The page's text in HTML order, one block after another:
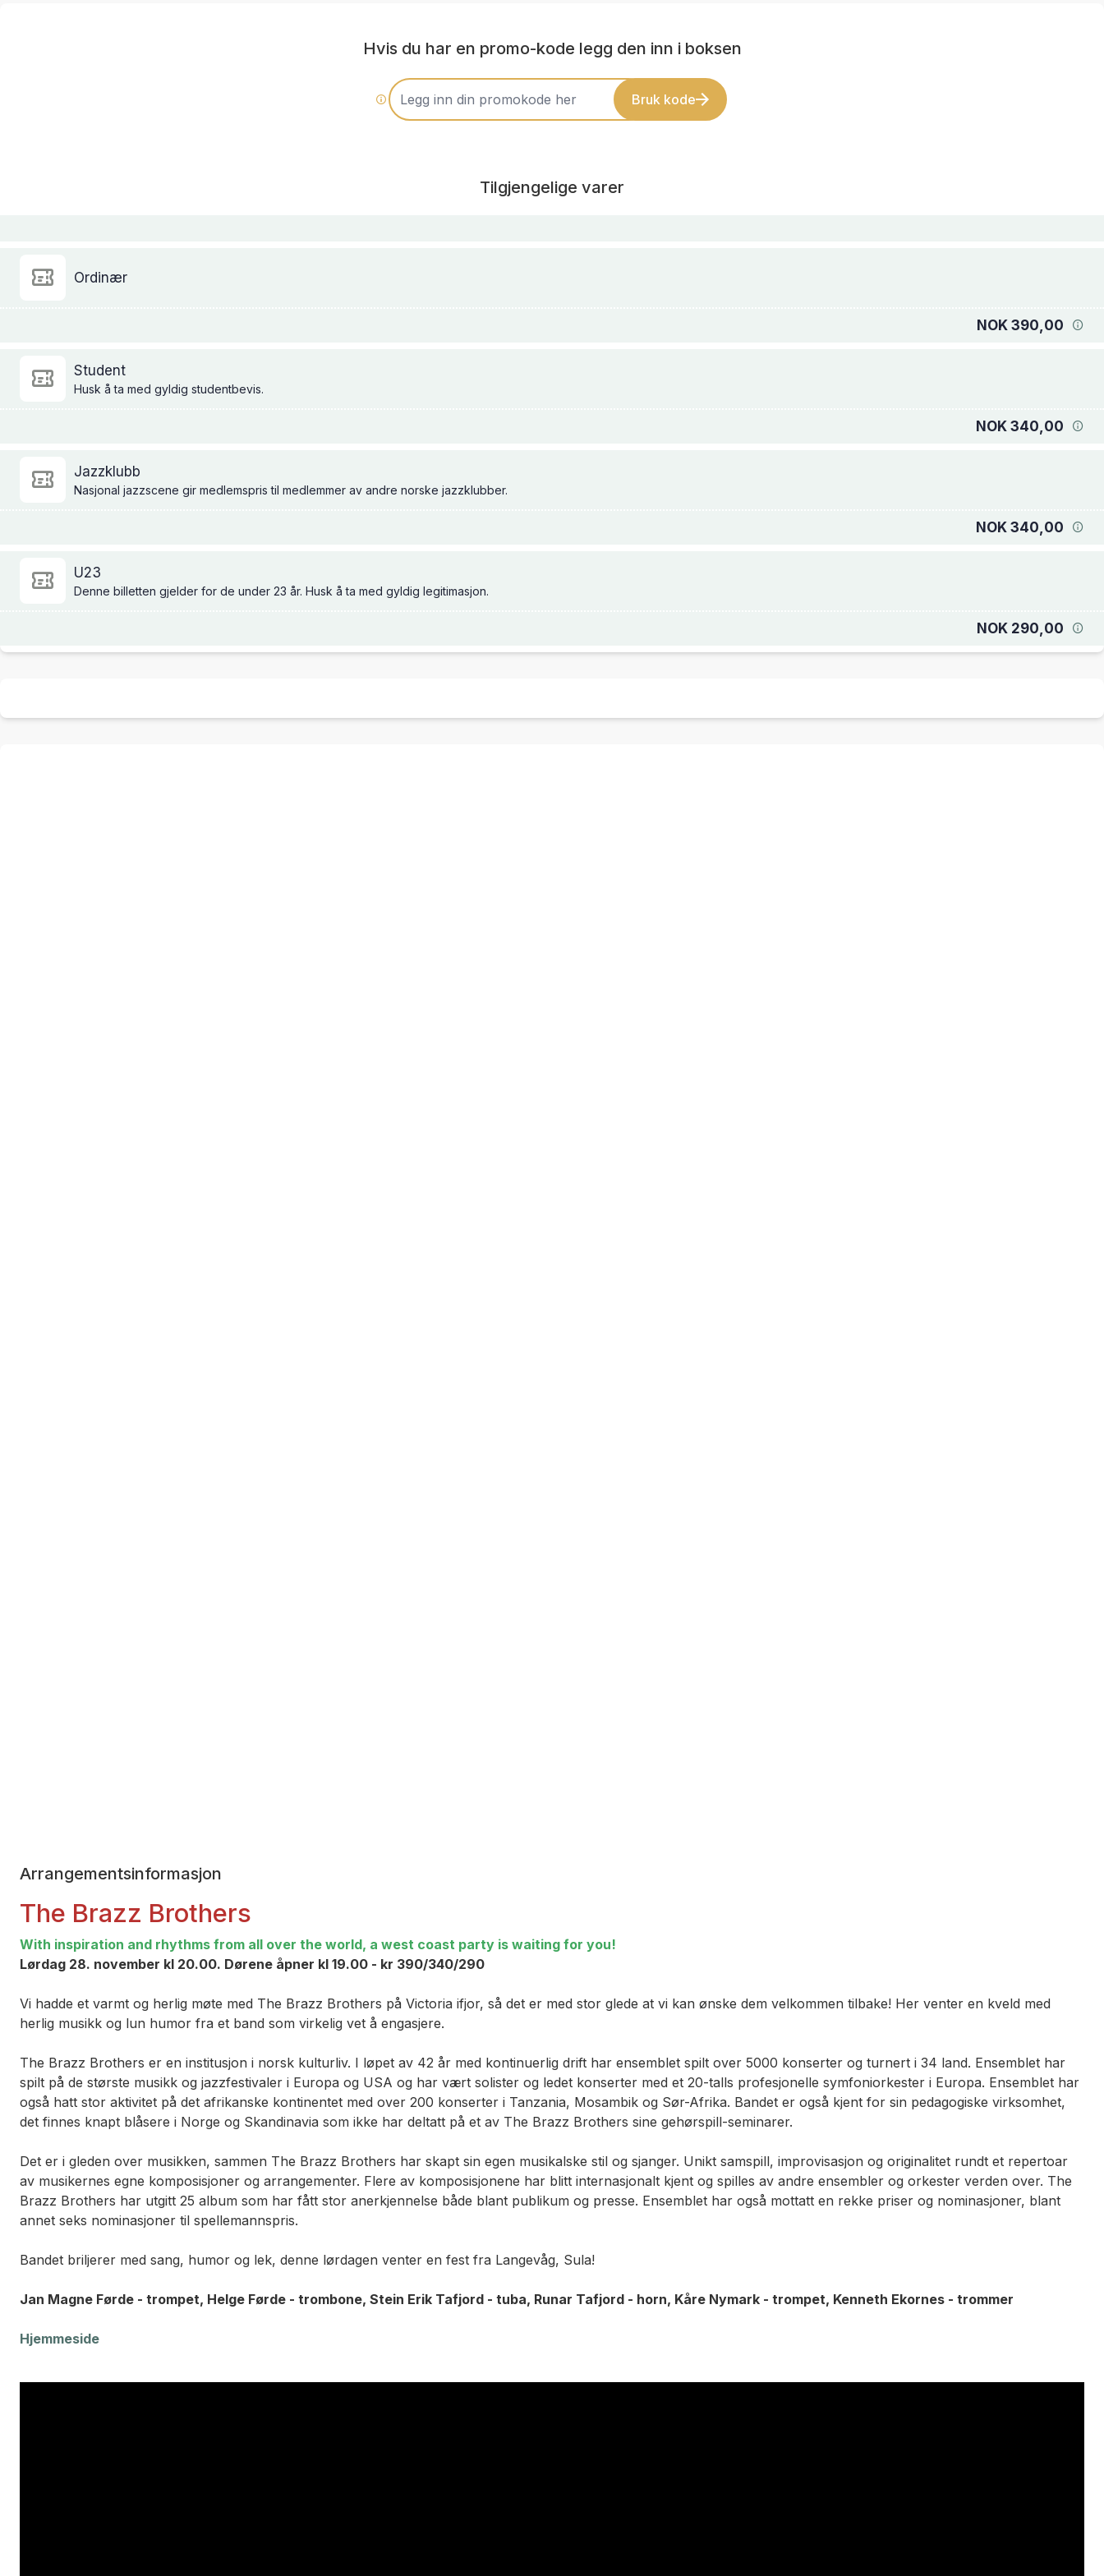
Hvis du har en promo-kode legg den inn i boksen
Bruk kode
Tilgjengelige varer
Ordinær
NOK 390,00
Student
Husk å ta med gyldig studentbevis.
NOK 340,00
Jazzklubb
Nasjonal jazzscene gir medlemspris til medlemmer av andre norske jazzklubber.
NOK 340,00
U23
Denne billetten gjelder for de under 23 år. Husk å ta med gyldig legitimasjon.
NOK 290,00
Arrangementsinformasjon
The Brazz Brothers
With inspiration and rhythms from all over the world, a west coast party is waiting for you!
Lørdag 28. november kl 20.00. Dørene åpner kl 19.00 - kr 390/340/290
Vi hadde et varmt og herlig møte med The Brazz Brothers på Victoria ifjor, så det er med stor glede at vi kan ønske dem velkommen tilbake! Her venter en kveld med
herlig musikk og lun humor fra et band som virkelig vet å engasjere.
The Brazz Brothers er en institusjon i norsk kulturliv. I løpet av 42 år med kontinuerlig drift har ensemblet spilt over 5000 konserter og turnert i 34 land. Ensemblet har
spilt på de største musikk og jazzfestivaler i Europa og USA og har vært solister og ledet konserter med et 20-talls profesjonelle symfoniorkester i Europa. Ensemblet har
også hatt stor aktivitet på det afrikanske kontinentet med over 200 konserter i Tanzania, Mosambik og Sør-Afrika. Bandet er også kjent for sin pedagogiske virksomhet,
det finnes knapt blåsere i Norge og Skandinavia som ikke har deltatt på et av The Brazz Brothers sine gehørspill-seminarer.
Det er i gleden over musikken, sammen The Brazz Brothers har skapt sin egen musikalske stil og sjanger. Unikt samspill, improvisasjon og originalitet rundt et repertoar
av musikernes egne komposisjoner og arrangementer. Flere av komposisjonene har blitt internasjonalt kjent og spilles av andre ensembler og orkester verden over. The
Brazz Brothers har utgitt 25 album som har fått stor anerkjennelse både blant publikum og presse. Ensemblet har også mottatt en rekke priser og nominasjoner, blant
annet seks nominasjoner til spellemannspris.
Bandet briljerer med sang, humor og lek, denne lørdagen venter en fest fra Langevåg, Sula!
Jan Magne Førde - trompet, Helge Førde - trombone, Stein Erik Tafjord - tuba, Runar Tafjord - horn, Kåre Nymark - trompet, Kenneth Ekornes - trommer
Hjemmeside